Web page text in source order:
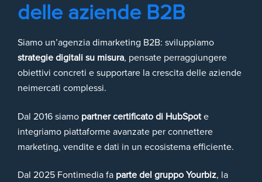
delle aziende B2B
Siamo un’agenzia dimarketing B2B: sviluppiamo
strategie digitali su misura, pensate perraggiungere
obiettivi concreti e supportare la crescita delle aziende
neimercati complessi.
Dal 2016 siamo partner certificato di HubSpot e
integriamo piattaforme avanzate per connettere
marketing, vendite e dati in un ecosistema efficiente.
Dal 2025 Fontimedia fa parte del gruppo Yourbiz, la